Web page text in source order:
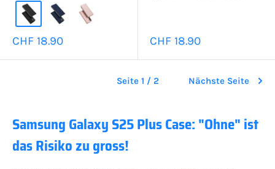
Sonderpreis
CHF 18.90 Sonderpreis
CHF 18.90
Seite 1 / 2 Nächste Seite
Samsung Galaxy S25 Plus Case: "Ohne" ist
das Risiko zu gross!